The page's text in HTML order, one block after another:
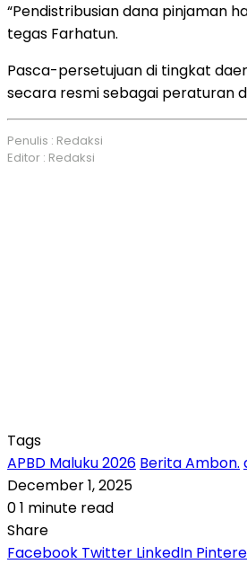
“Pendistribusian dana pinjaman
tegas Farhatun.
Pasca-persetujuan di tingkat
secara resmi sebagai peraturan
Penulis : Redaksi
Editor : Redaksi
Tags
APBD Maluku 2026 Berita Ambon.
December 1, 2025
01 minute read
Share
Facebook Twitter LinkedIn